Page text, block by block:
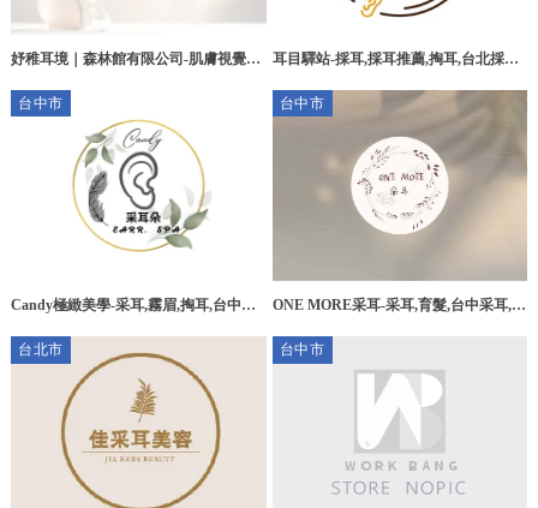
妤稚耳境｜森林館有限公司-肌膚視覺修
中肌膚視覺修飾,台中肌膚視覺修飾課程
推薦,台中采耳SPA
耳目驛站-採耳,採耳推薦,掏耳,台北採耳,
台中市
Candy極緻美學-采耳,霧眉,掏耳,台中采
台中市
ONE MORE采耳-采耳,育髮,台中采耳,台
台北市
台中市